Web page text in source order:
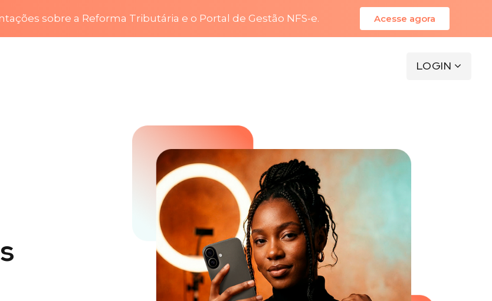
sobre a Reforma Tributária e o Portal de Gestão NFS-e. Acesse agora
LOGIN